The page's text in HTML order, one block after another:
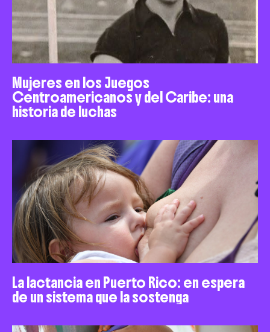
Mujeres en los Juegos
Centroamericanos y del Caribe: una
historia de luchas
La lactancia en Puerto Rico: en espera
de un sistema que la sostenga